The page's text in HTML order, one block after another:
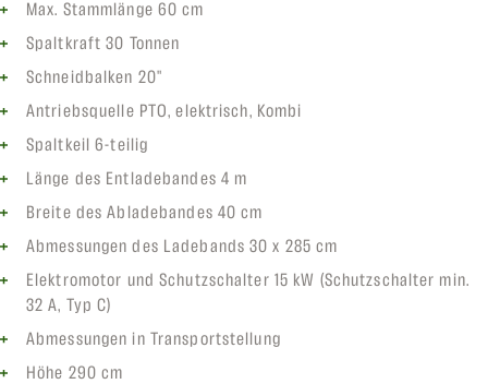
Max. Stammlänge 60 cm
Spaltkraft 30 Tonnen
Schneidbalken 20"
Antriebsquelle PTO, elektrisch, Kombi
Spaltkeil 6-teilig
Länge des Entladebandes 4 m
Breite des Abladebandes 40 cm
Abmessungen des Ladebands 30 x 285 cm
Elektromotor und Schutzschalter 15 kW (Schutzschalter min.
32 A, Typ C)
Abmessungen in Transportstellung
Höhe 290 cm